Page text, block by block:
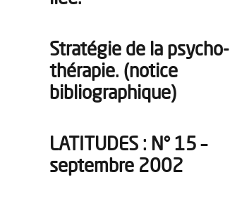
Stratégie de la psycho-
thérapie. (notice
bibliographique)
LATITUDES : N° 15 –
septembre 2002